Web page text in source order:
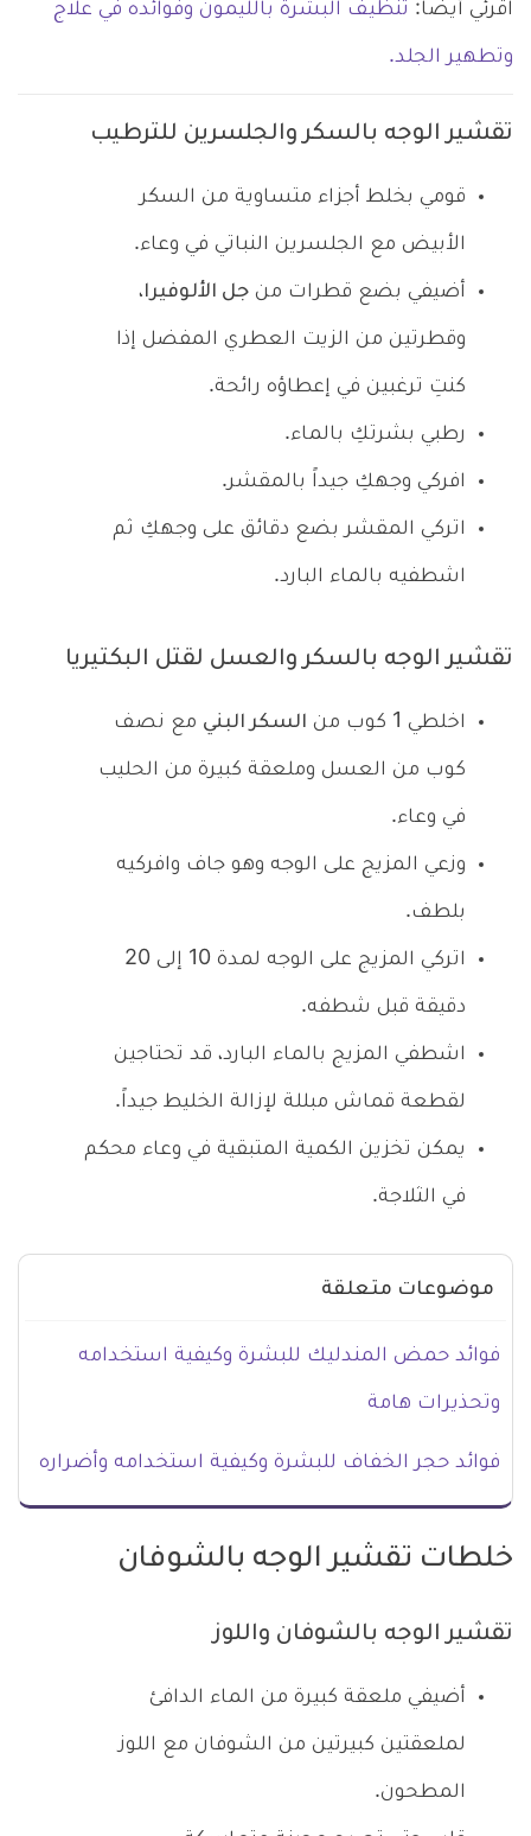
اقرئي أيضاً: تنظيف البشرة بالليمون وفوائده في علاج
وتطهير الجلد.
تقشير الوجه بالسكر والجلسرين للترطيب
قومي بخلط أجزاء متساوية من السكر
الأبيض مع الجلسرين النباتي في وعاء.
أضيفي بضع قطرات من جل الألوفيرا،
وقطرتين من الزيت العطري المفضل إذا
كنتِ ترغبين في إعطاؤه رائحة.
رطبي بشرتكِ بالماء.
افركي وجهكِ جيداً بالمقشر.
اتركي المقشر بضع دقائق على وجهكِ ثم
اشطفيه بالماء البارد.
تقشير الوجه بالسكر والعسل لقتل البكتيريا
اخلطي 1 كوب من السكر البني مع نصف
كوب من العسل وملعقة كبيرة من الحليب
في وعاء.
وزعي المزيج على الوجه وهو جاف وافركيه
بلطف.
اتركي المزيج على الوجه لمدة 10 إلى 20
دقيقة قبل شطفه.
اشطفي المزيج بالماء البارد، قد تحتاجين
لقطعة قماش مبللة لإزالة الخليط جيداً.
يمكن تخزين الكمية المتبقية في وعاء محكم
في الثلاجة.
موضوعات متعلقة
فوائد حمض المندليك للبشرة وكيفية استخدامه
وتحذيرات هامة
فوائد حجر الخفاف للبشرة وكيفية استخدامه وأضراره
خلطات تقشير الوجه بالشوفان
تقشير الوجه بالشوفان واللوز
أضيفي ملعقة كبيرة من الماء الدافئ
لملعقتين كبيرتين من الشوفان مع اللوز
المطحون.